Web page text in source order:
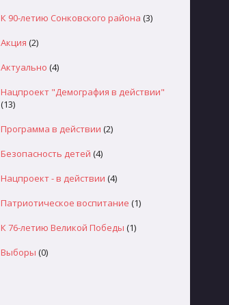
К 90-летию Сонковского района (3)
Акция (2)
Актуально (4)
Нацпроект "Демография в действии"
(13)
Программа в действии (2)
Безопасность детей (4)
Нацпроект - в действии (4)
Патриотическое воспитание (1)
К 76-летию Великой Победы (1)
Выборы (0)